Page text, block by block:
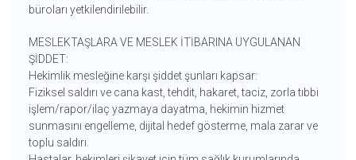
büroları yetkilendirilebilir.
MESLEKTAŞLARA VE MESLEK İTİBARINA UYGULANAN
ŞİDDET:
Hekimlik mesleğine karşı şiddet şunları kapsar:
Fiziksel saldırı ve cana kast, tehdit, hakaret, taciz, zorla tıbbi
işlem/rapor/ilaç yazmaya dayatma, hekimin hizmet
sunmasını engelleme, dijital hedef gösterme, mala zarar ve
toplu saldırı.